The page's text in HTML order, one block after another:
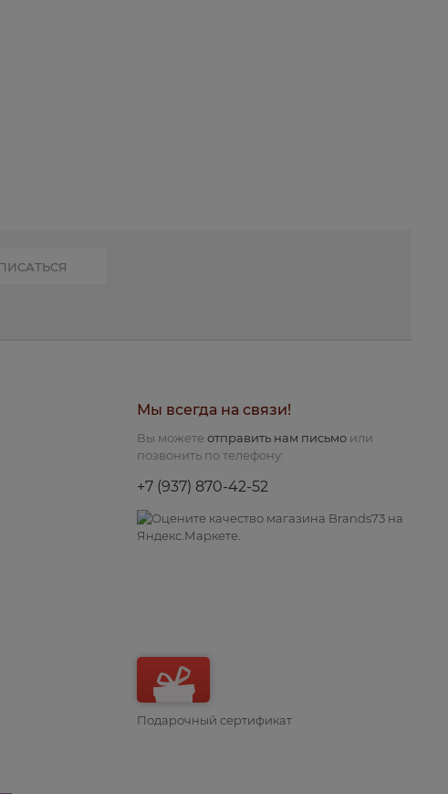
Мы всегда на связи!
Вы можете отправить нам письмо или
позвонить по телефону:
+7 (937) 870-42-52
Подарочный сертификат